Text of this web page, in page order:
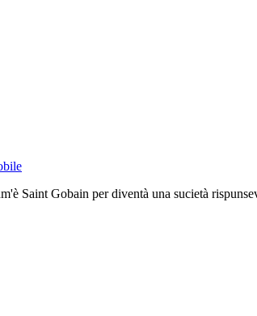
Saint Gobain per diventà una sucietà